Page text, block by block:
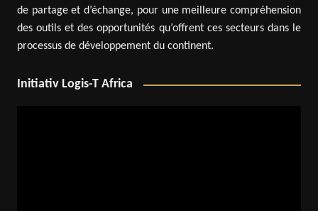
de partage et d’échange, pour une meilleure compréhension
des outils et des opportunités qu’offrent ces secteurs dans le
processus de développement du continent.
Initiativ Logis-T Africa